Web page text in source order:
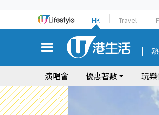
HK Travel
演唱會 優惠著數 玩